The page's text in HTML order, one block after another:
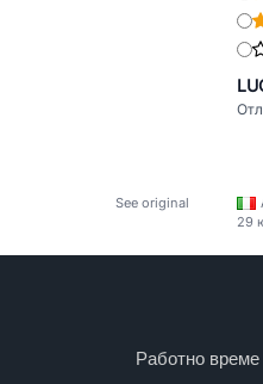
See original
29
Работно